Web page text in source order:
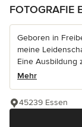
FOTOGRAFIE
Geboren in
meine
Eine Ausbildung
Mehr
45239 Essen